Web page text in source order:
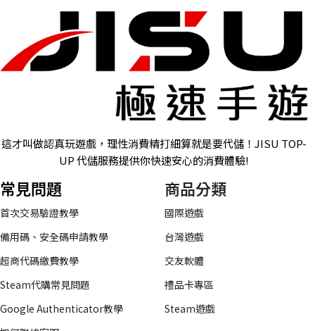
這才叫做認真玩遊戲，理性消費精打細算就是要代儲！JISU TOP-
UP 代儲服務提供你快速安心的消費體驗!
常見問題
首次交易驗證教學
備用碼、安全碼申請教學
超商代碼繳費教學
Steam代購常見問題
Google Authenticator教學
商品分類
國際遊戲
台灣遊戲
交友軟體
禮品卡專區
Steam遊戲